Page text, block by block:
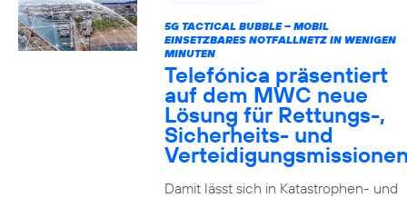
5G TACTICAL BUBBLE – MOBIL
EINSETZBARES NOTFALLNETZ IN WENIGEN
MINUTEN
Telefónica präsentiert
auf dem MWC neue
Lösung für Rettungs-,
Sicherheits- und
Damit lässt sich in Katastrophen- und